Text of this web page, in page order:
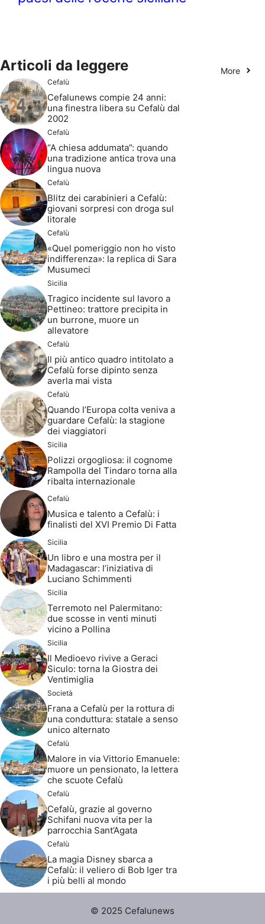
Articoli da leggere More
Cefalù
Cefalunews compie 24 anni:
una finestra libera su Cefalù dal
2002
Cefalù
“A chiesa addumata”: quando
una tradizione antica trova una
lingua nuova
Cefalù
Blitz dei carabinieri a Cefalù:
giovani sorpresi con droga sul
litorale
Cefalù
«Quel pomeriggio non ho visto
indifferenza»: la replica di Sara
Musumeci
Sicilia
Tragico incidente sul lavoro a
Pettineo: trattore precipita in
un burrone, muore un
allevatore
Cefalù
Il più antico quadro intitolato a
Cefalù forse dipinto senza
averla mai vista
Cefalù
Quando l’Europa colta veniva a
guardare Cefalù: la stagione
dei viaggiatori
Sicilia
Polizzi orgogliosa: il cognome
Rampolla del Tindaro torna alla
ribalta internazionale
Cefalù
Musica e talento a Cefalù: i
finalisti del XVI Premio Di Fatta
Sicilia
Un libro e una mostra per il
Madagascar: l’iniziativa di
Luciano Schimmenti
Sicilia
Terremoto nel Palermitano:
due scosse in venti minuti
vicino a Pollina
Sicilia
Il Medioevo rivive a Geraci
Siculo: torna la Giostra dei
Ventimiglia
Società
Frana a Cefalù per la rottura di
una conduttura: statale a senso
unico alternato
Cefalù
Malore in via Vittorio Emanuele:
muore un pensionato, la lettera
che scuote Cefalù
Cefalù
Cefalù, grazie al governo
Schifani nuova vita per la
parrocchia Sant’Agata
Cefalù
La magia Disney sbarca a
Cefalù: il veliero di Bob Iger tra
i più belli al mondo
© 2025 Cefalunews